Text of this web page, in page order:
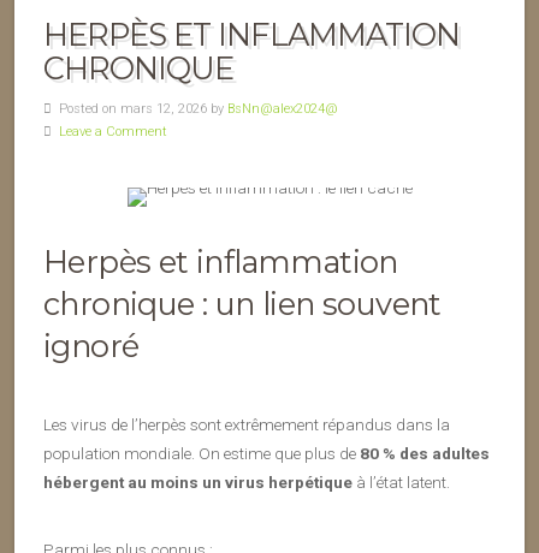
HERPÈS ET INFLAMMATION
CHRONIQUE
Posted on mars 12, 2026 by BsNn@alex2024@
Leave a Comment
Herpès et inflammation
chronique : un lien souvent
ignoré
Les virus de l’herpès sont extrêmement répandus dans la
population mondiale. On estime que plus de 80 % des adultes
hébergent au moins un virus herpétique à l’état latent.